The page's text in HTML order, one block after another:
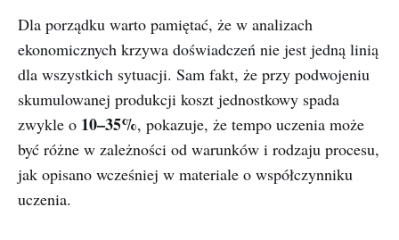
Dla porządku warto pamiętać, że w analizach
ekonomicznych krzywa doświadczeń nie jest jedną linią
dla wszystkich sytuacji. Sam fakt, że przy podwojeniu
skumulowanej produkcji koszt jednostkowy spada
zwykle o 10–35%, pokazuje, że tempo uczenia może
być różne w zależności od warunków i rodzaju procesu,
jak opisano wcześniej w materiale o współczynniku
uczenia.